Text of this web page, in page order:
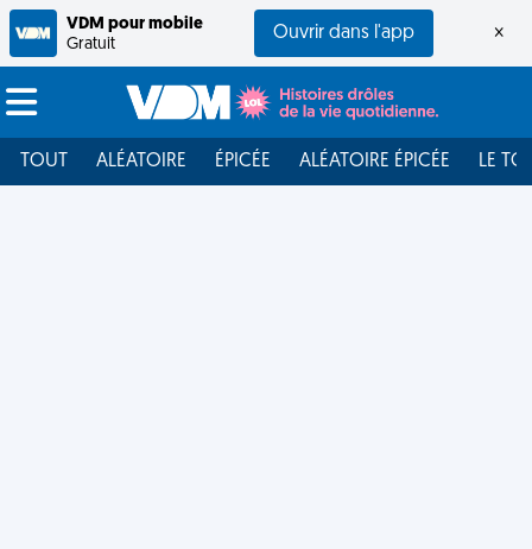
VDM pour mobile
Gratuit
Ouvrir dans l'app ×
TOUT ALÉATOIRE ÉPICÉE ALÉATOIRE ÉPICÉE LE